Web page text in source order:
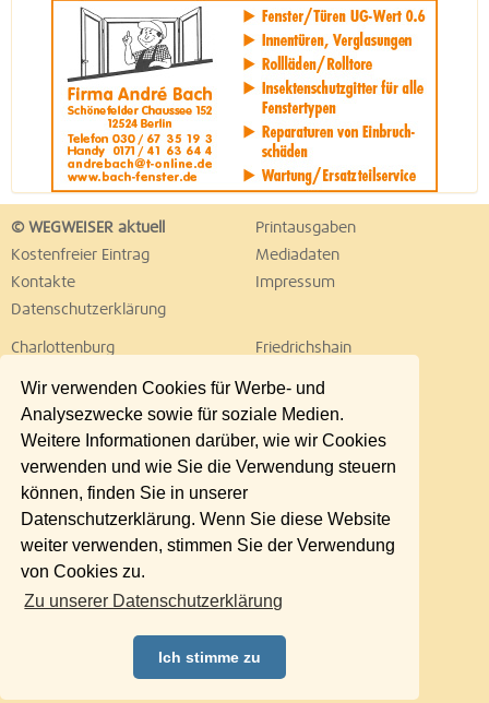
Wir verwenden Cookies für Werbe- und
Analysezwecke sowie für soziale Medien.
Weitere Informationen darüber, wie wir Cookies
verwenden und wie Sie die Verwendung steuern
können, finden Sie in unserer
Datenschutzerklärung. Wenn Sie diese Website
weiter verwenden, stimmen Sie der Verwendung
von Cookies zu.
Zu unserer Datenschutzerklärung
Ich stimme zu
© WEGWEISER aktuell
Printausgaben
Kostenfreier Eintrag
Mediadaten
Kontakte
Impressum
Datenschutzerklärung
Charlottenburg
Friedrichshain
Lichtenberg
Marzahn
Neukölln
Pankow
Reinickendorf
Schöneberg
Spandau
Steglitz
Tempelhof
Treptow
Umland Ost